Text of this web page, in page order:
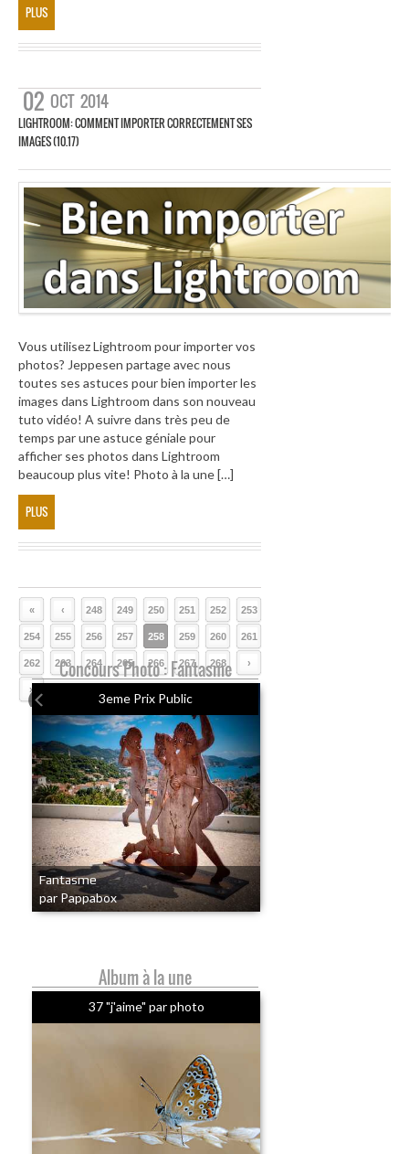
PLUS
02 OCT 2014
LIGHTROOM: COMMENT IMPORTER CORRECTEMENT SES
IMAGES (10.17)
Vous utilisez Lightroom pour importer vos
photos? Jeppesen partage avec nous
toutes ses astuces pour bien importer les
images dans Lightroom dans son nouveau
tuto vidéo! A suivre dans très peu de
temps par une astuce géniale pour
afficher ses photos dans Lightroom
beaucoup plus vite! Photo à la une […]
PLUS
« ‹ 248 249 250 251 252 253
254 255 256 257 258 259 260 261
262 263 264 265 266 267 268 ›
»
Concours Photo : Fantasme
3eme Prix Public
Fantasme
par Pappabox
Album à la une
37 "j'aime" par photo